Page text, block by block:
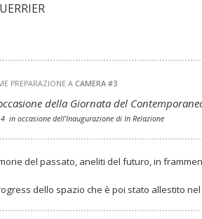
PREPARAZIONE A CAMERA #3
della Giornata del
in occasione dell'Inaugurazione di In Relazione
del passato, aneliti del futuro, in
dello spazio che è poi stato allestito